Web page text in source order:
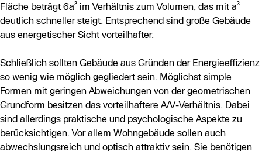
Fläche beträgt 6a² im Verhältnis zum Volumen, das mit a³
deutlich schneller steigt. Entsprechend sind große Gebäude
aus energetischer Sicht vorteilhafter.
Schließlich sollten Gebäude aus Gründen der Energieeffizienz
so wenig wie möglich gegliedert sein. Möglichst simple
Formen mit geringen Abweichungen von der geometrischen
Grundform besitzen das vorteilhaftere A/V-Verhältnis. Dabei
sind allerdings praktische und psychologische Aspekte zu
berücksichtigen. Vor allem Wohngebäude sollen auch
abwechslungsreich und optisch attraktiv sein. Sie benötigen